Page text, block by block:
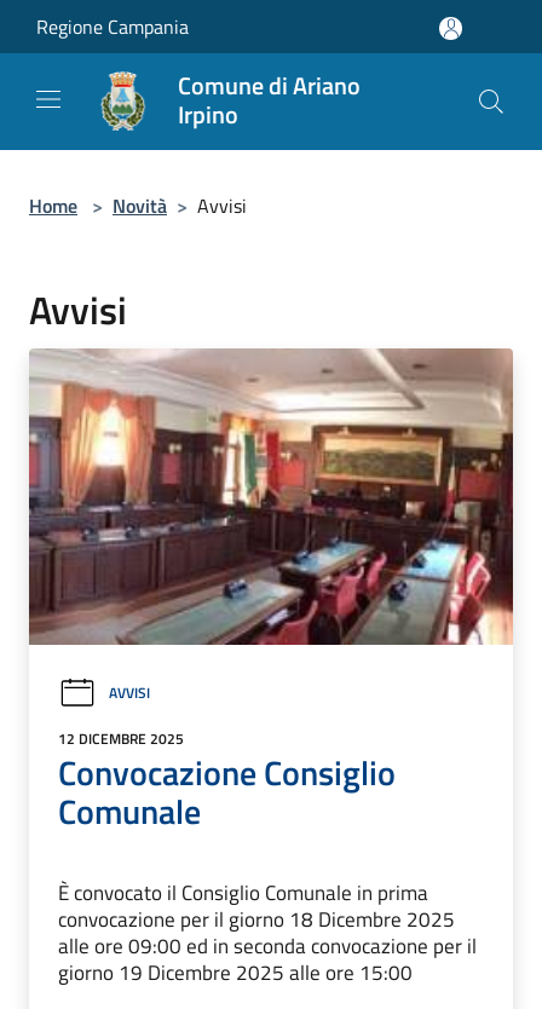
Salta al contenuto principale
Regione Campania
Comune di Ariano
Irpino
Home > Novità > Avvisi
Avvisi
AVVISI
12 DICEMBRE 2025
Convocazione Consiglio
Comunale
È convocato il Consiglio Comunale in prima
convocazione per il giorno 18 Dicembre 2025
alle ore 09:00 ed in seconda convocazione per il
giorno 19 Dicembre 2025 alle ore 15:00